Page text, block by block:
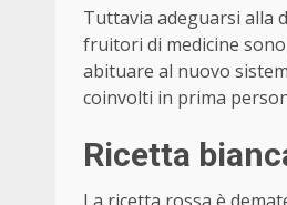
Tuttavia adeguarsi alla
fruitori di medicine
abituare al nuovo
coinvolti in prima
Ricetta